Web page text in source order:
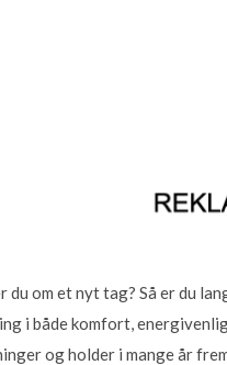
du om et nyt tag? Så er du
i både komfort,
og holder i mange år